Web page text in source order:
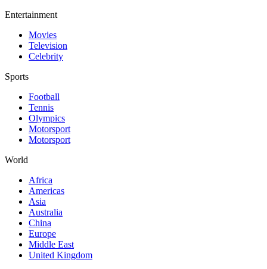
Entertainment
Movies
Television
Celebrity
Sports
Football
Tennis
Olympics
Motorsport
Motorsport
World
Africa
Americas
Asia
Australia
China
Europe
Middle East
United Kingdom